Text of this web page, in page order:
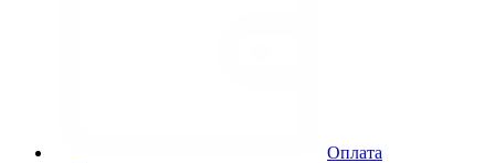
Оплата